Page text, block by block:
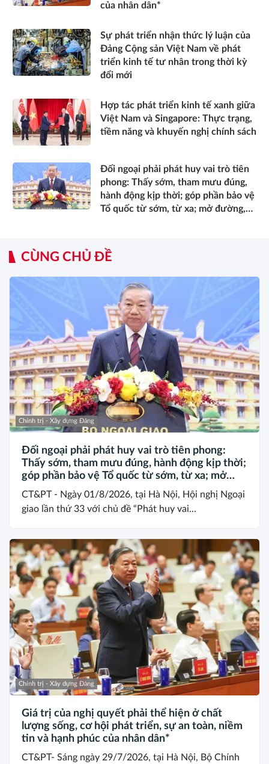
của nhân dân*
Sự phát triển nhận thức lý luận của
Đảng Cộng sản Việt Nam về phát
triển kinh tế tư nhân trong thời kỳ
đổi mới
Hợp tác phát triển kinh tế xanh giữa
Việt Nam và Singapore: Thực trạng,
tiềm năng và khuyến nghị chính sách
Đối ngoại phải phát huy vai trò tiên
phong: Thấy sớm, tham mưu đúng,
hành động kịp thời; góp phần bảo vệ
Tổ quốc từ sớm, từ xa; mở đường,
CÙNG CHỦ ĐỀ
Chính trị - Xây dựng Đảng
Đối ngoại phải phát huy vai trò tiên phong:
Thấy sớm, tham mưu đúng, hành động kịp thời;
góp phần bảo vệ Tổ quốc từ sớm, từ xa; mở
đường, kết nối và tranh thủ nguồn lực phát
CT&PT - Ngày 01/8/2026, tại Hà Nội, Hội nghị Ngoại
giao lần thứ 33 với chủ đề “Phát huy vai...
Chính trị - Xây dựng Đảng
Giá trị của nghị quyết phải thể hiện ở chất
lượng sống, cơ hội phát triển, sự an toàn, niềm
tin và hạnh phúc của nhân dân*
CT&PT- Sáng ngày 29/7/2026, tại Hà Nội, Bộ Chính